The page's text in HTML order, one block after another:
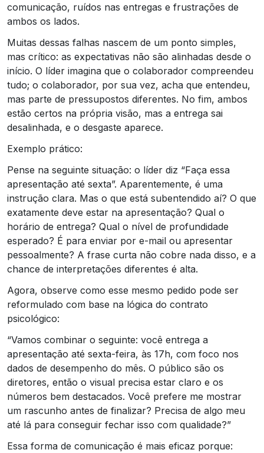
comunicação, ruídos nas entregas e frustrações de
ambos os lados.
Muitas dessas falhas nascem de um ponto simples,
mas crítico: as expectativas não são alinhadas desde o
início. O líder imagina que o colaborador compreendeu
tudo; o colaborador, por sua vez, acha que entendeu,
mas parte de pressupostos diferentes. No fim, ambos
estão certos na própria visão, mas a entrega sai
desalinhada, e o desgaste aparece.
Exemplo prático:
Pense na seguinte situação: o líder diz “Faça essa
apresentação até sexta”. Aparentemente, é uma
instrução clara. Mas o que está subentendido aí? O que
exatamente deve estar na apresentação? Qual o
horário de entrega? Qual o nível de profundidade
esperado? É para enviar por e-mail ou apresentar
pessoalmente? A frase curta não cobre nada disso, e a
chance de interpretações diferentes é alta.
Agora, observe como esse mesmo pedido pode ser
reformulado com base na lógica do contrato
psicológico:
“Vamos combinar o seguinte: você entrega a
apresentação até sexta-feira, às 17h, com foco nos
dados de desempenho do mês. O público são os
diretores, então o visual precisa estar claro e os
números bem destacados. Você prefere me mostrar
um rascunho antes de finalizar? Precisa de algo meu
até lá para conseguir fechar isso com qualidade?”
Essa forma de comunicação é mais eficaz porque: